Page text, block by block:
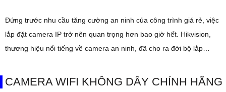
Đứng trước nhu cầu tăng cường an ninh của công trình giá rẻ, việc
lắp đặt camera IP trở nên quan trọng hơn bao giờ hết. Hikvision,
thương hiệu nổi tiếng về camera an ninh, đã cho ra đời bộ lắp
CAMERA WIFI KHÔNG DÂY CHÍNH HÃNG